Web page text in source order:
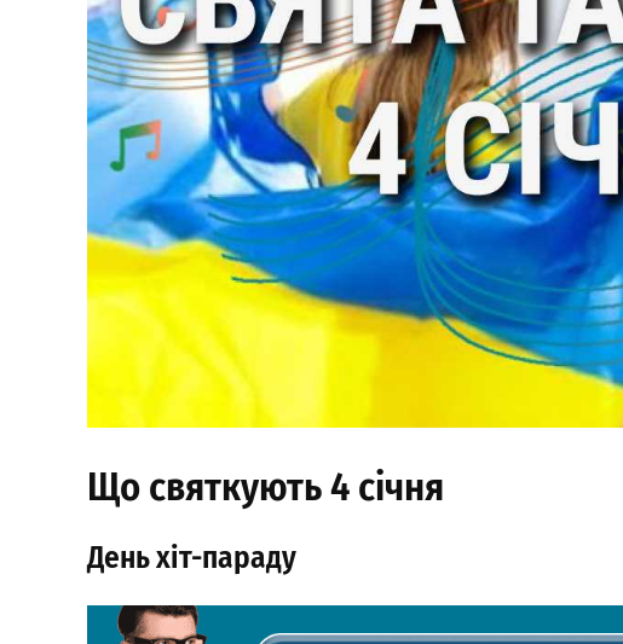
Що святкують 4 січня
День хіт-параду